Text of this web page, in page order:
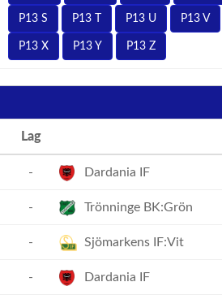
P13 S P13 T P13 U P13 V
P13 X P13 Y P13 Z
Lag
- Dardania IF
- Trönninge BK:Grön
- Sjömarkens IF:Vit
- Dardania IF